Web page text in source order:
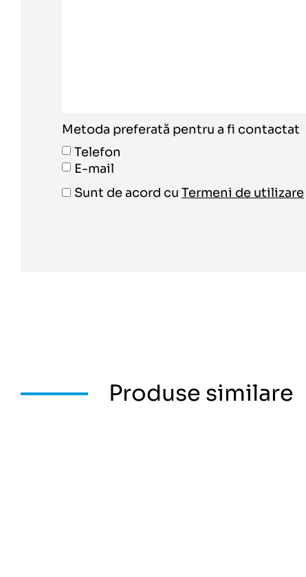
Metoda preferată pentru a fi contactat
Telefon
E-mail
Sunt de acord cu Termeni de utilizare
Produse similare